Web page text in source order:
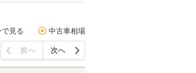
見る 中古車相場
前へ 次へ